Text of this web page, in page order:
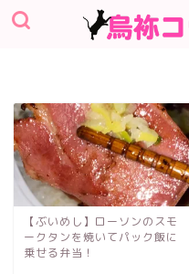
【ぶいめし】ローソンのスモ
ークタンを焼いてパック飯に
乗せる弁当！